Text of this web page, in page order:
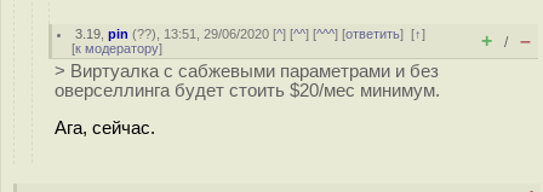
3.19 ,pin (??), 13:51, 29/06/2020 [^] [^^] [^^^] [ответить][↑]
[к модератору] + / –
> Виртуалка с сабжевыми параметрами и без
оверселлинга будет стоить $20/мес минимум.
Ага, сейчас.